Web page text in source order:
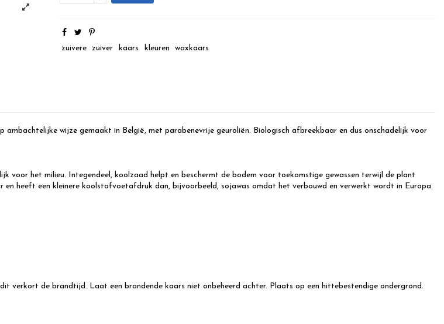
zuivere zuiver kaars kleuren waxkaars
wijze gemaakt in België, met parabenevrije geuroliën. Biologisch afbreekbaar en dus onschadelijk voor
voor het milieu. Integendeel, koolzaad helpt en beschermt de bodem voor toekomstige gewassen terwijl de plant
heeft een kleinere koolstofvoetafdruk dan, bijvoorbeeld, sojawas omdat het verbouwd en verwerkt wordt in Europa.
verkort de brandtijd. Laat een brandende kaars niet onbeheerd achter. Plaats op een hittebestendige ondergrond.